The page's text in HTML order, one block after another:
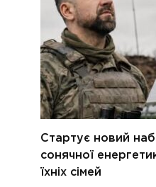
Стартує новий
сонячної
їхніх сімей